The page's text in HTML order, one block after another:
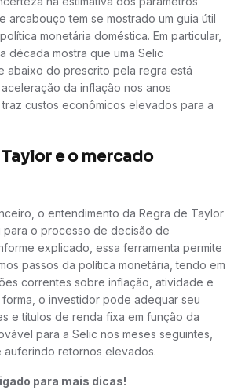
arcabouço tem se mostrado um guia útil
monetária doméstica. Em particular,
década mostra que uma Selic
abaixo do prescrito pela regra está
da inflação nos anos
custos econômicos elevados para a
e o mercado
o entendimento da Regra de Taylor
para o processo de decisão de
explicado, essa ferramenta permite
passos da política monetária, tendo em
correntes sobre inflação, atividade e
forma, o investidor pode adequar seu
e títulos de renda fixa em função da
para a Selic nos meses seguintes,
auferindo retornos elevados.
para mais dicas!